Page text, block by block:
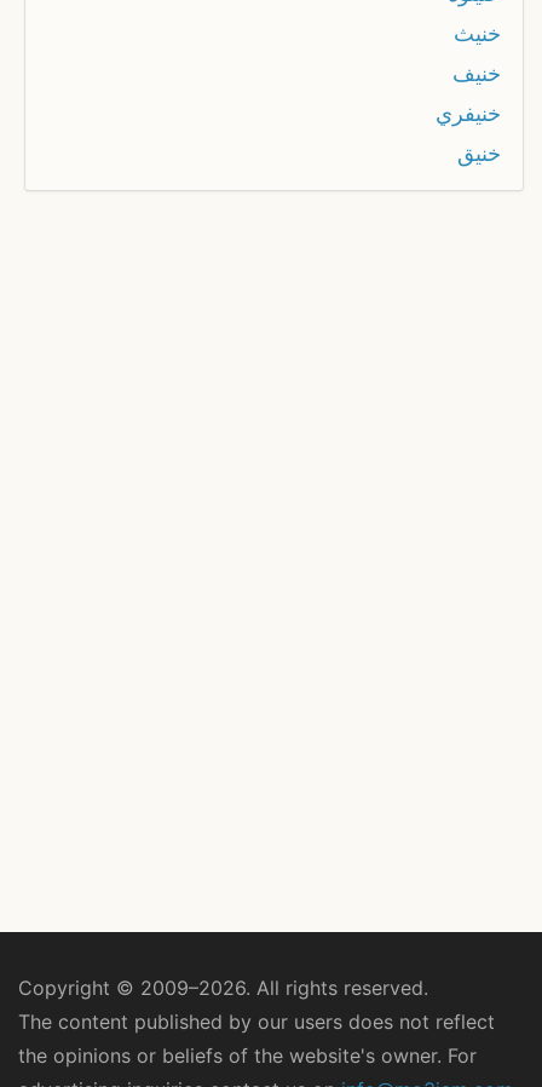
خنيث
خنيف
خنيفري
خنيق
Copyright © 2009–2026. All rights reserved.
The content published by our users does not reflect
the opinions or beliefs of the website's owner. For